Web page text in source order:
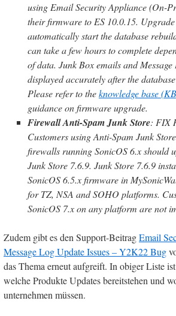
using Email Security Appliance (On-
their firmware to ES 10.0.15.
automatically start the database
can take a few hours to complete
of data. Junk Box emails and
displayed accurately after the
Please refer to theknowledge base
guidance on firmware upgrade.
Firewall Anti-Spam Junk Store: FIX
Customers using Anti-Spam Junk
firewalls running SonicOS 6.x should
Junk Store 7.6.9. Junk Store 7.6.9
SonicOS 6.5.x firmware in
for TZ, NSA and SOHO platforms.
SonicOS 7.x on any platform are not
Zudem gibt es den Support-BeitragEmail
Message Log Update Issues – Y2K22 Bug
das Thema erneut aufgreift. In obiger Liste
welche Produkte Updates bereitstehen und
unternehmen müssen.